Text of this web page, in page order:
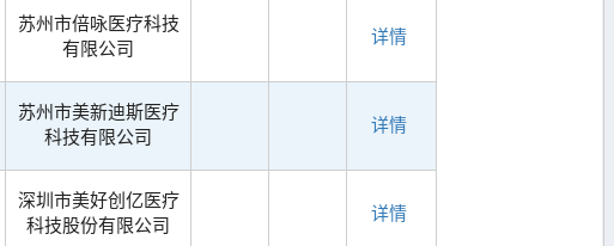
苏州市倍咏医疗科技
有限公司
详情
苏州市美新迪斯医疗
科技有限公司
详情
深圳市美好创亿医疗
科技股份有限公司
详情